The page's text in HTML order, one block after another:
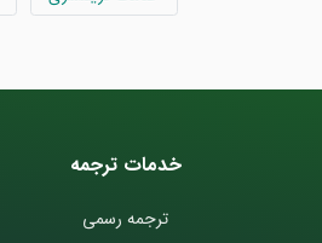
خدمات ترجمه
ترجمه رسمی